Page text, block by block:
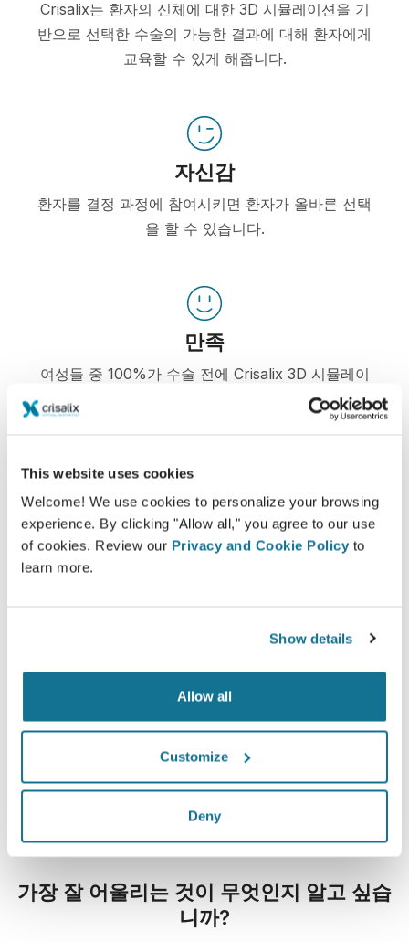
This website uses cookies
Welcome! We use cookies to personalize your browsing
experience. By clicking "Allow all," you agree to our use
of cookies. Review our Privacy and Cookie Policy to
learn more.
Show details
Allow all
Customize
Deny
Crisalix는 환자의 신체에 대한 3D 시뮬레이션을 기
반으로 선택한 수술의 가능한 결과에 대해 환자에게
교육할 수 있게 해줍니다.
자신감
환자를 결정 과정에 참여시키면 환자가 올바른 선택
을 할 수 있습니다.
만족
여성들 중 100%가 수술 전에 Crisalix 3D 시뮬레이
션을 보고 나서 수술한 것에 대해 만족하거나 아주 만
의 온라인 조사.
가장 잘 어울리는 것이 무엇인지 알고 싶습
니까?